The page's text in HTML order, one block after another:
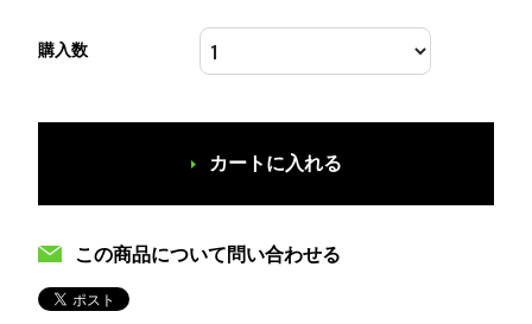
購入数
カートに入れる
この商品について問い合わせる